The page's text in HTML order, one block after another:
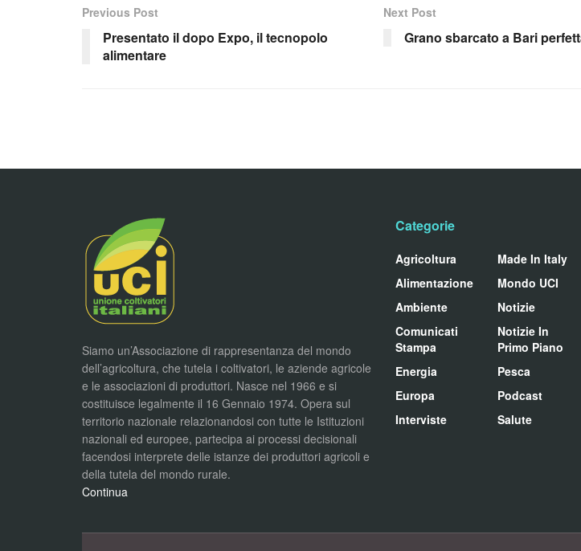
Previous Post
Presentato il dopo Expo, il tecnopolo
alimentare
Next Post
Grano sbarcato a Bari
Siamo un’Associazione di rappresentanza del mondo
dell’agricoltura, che tutela i coltivatori, le aziende agricole
e le associazioni di produttori. Nasce nel 1966 e si
costituisce legalmente il 16 Gennaio 1974. Opera sul
territorio nazionale relazionandosi con tutte le Istituzioni
nazionali ed europee, partecipa ai processi decisionali
facendosi interprete delle istanze dei produttori agricoli e
della tutela del mondo rurale.
Continua
Categorie
Agricoltura
Alimentazione
Ambiente
Comunicati
Stampa
Energia
Europa
Interviste
Made In Italy
Mondo UCI
Notizie
Notizie In
Primo Piano
Pesca
Podcast
Salute